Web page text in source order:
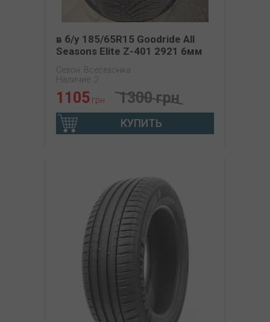
в б/у 185/65R15 Goodride All
Seasons Elite Z-401 2921 6мм
Сезон: Всесезонка
Наличие: 2
1105 грн 1300 грн
КУПИТЬ